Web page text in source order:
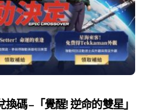
碼 –「覺醒! 逆命的雙星」